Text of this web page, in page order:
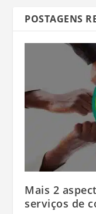
POSTAGENS
Mais 2
serviços de